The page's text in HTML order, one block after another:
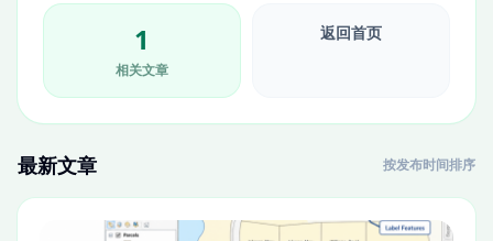
1
相关文章
返回首页
最新文章 按发布时间排序